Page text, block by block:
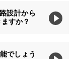
設計から
すか？
でしょう